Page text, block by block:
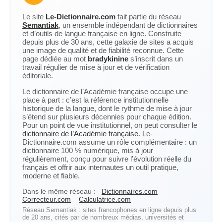
Le site Le-Dictionnaire.com fait partie du réseau
Semantiak, un ensemble indépendant de dictionnaires
et d’outils de langue française en ligne. Construite
depuis plus de 30 ans, cette galaxie de sites a acquis
une image de qualité et de fiabilité reconnue. Cette
page dédiée au mot bradykinine s’inscrit dans un
travail régulier de mise à jour et de vérification
éditoriale.
Le dictionnaire de l’Académie française occupe une
place à part : c’est la référence institutionnelle
historique de la langue, dont le rythme de mise à jour
s’étend sur plusieurs décennies pour chaque édition.
Pour un point de vue institutionnel, on peut consulter le
dictionnaire de l’Académie française. Le-
Dictionnaire.com assume un rôle complémentaire : un
dictionnaire 100 % numérique, mis à jour
régulièrement, conçu pour suivre l’évolution réelle du
français et offrir aux internautes un outil pratique,
moderne et fiable.
Dans le même réseau :
Dictionnaires.com
Correcteur.com
Calculatrice.com
Réseau Semantiak : sites francophones en ligne depuis plus
de 20 ans, cités par de nombreux médias, universités et